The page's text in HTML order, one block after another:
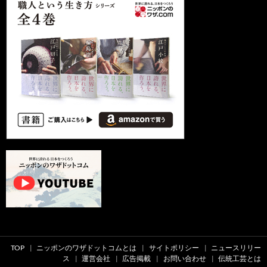
TOP ニッポンのワザドットコムとは サイトポリシー
ニュースリリー
ス
運営会社 広告掲載 お問い合わせ 伝統工芸とは